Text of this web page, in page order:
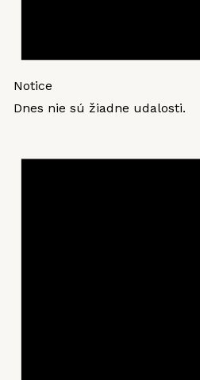
Notice
Dnes nie sú žiadne udalosti.